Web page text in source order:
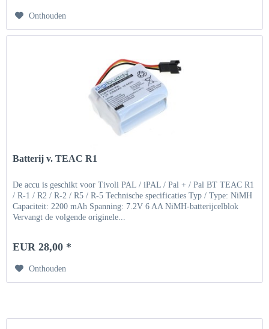
Onthouden
Batterij v. TEAC R1
De accu is geschikt voor Tivoli PAL / iPAL / Pal + / Pal BT TEAC R1
/ R-1 / R2 / R-2 / R5 / R-5 Technische specificaties Typ / Type: NiMH
Capaciteit: 2200 mAh Spanning: 7.2V 6 AA NiMH-batterijcelblok
Vervangt de volgende originele...
EUR 28,00 *
Onthouden